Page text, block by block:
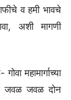
व हमी भावचे
अशी मागणी
महामार्गाच्या
जवळ जवळ दोन